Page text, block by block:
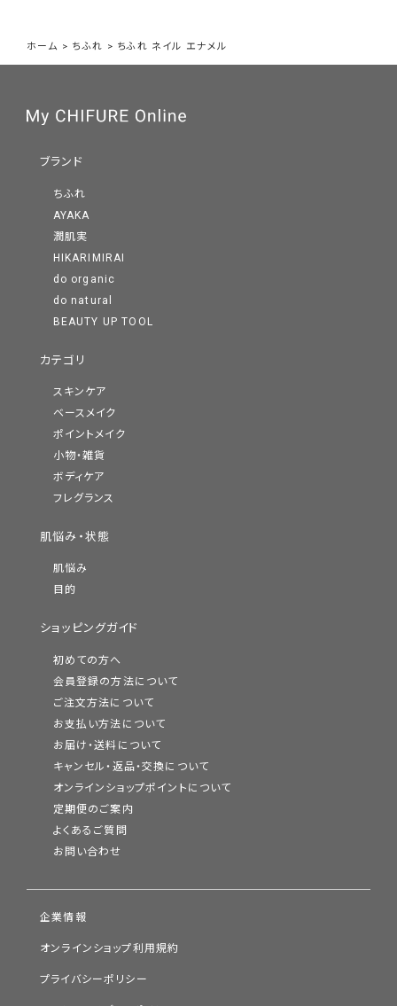
ホーム > ちふれ > ちふれ ネイル エナメル
ブランド
ちふれ
AYAKA
潤肌実
HIKARIMIRAI
do organic
do natural
BEAUTY UP TOOL
カテゴリ
スキンケア
ベースメイク
ポイントメイク
小物・雑貨
ボディケア
フレグランス
肌悩み・状態
肌悩み
目的
ショッピングガイド
初めての方へ
会員登録の方法について
ご注文方法について
お支払い方法について
お届け・送料について
キャンセル・返品・交換について
オンラインショップポイントについて
定期便のご案内
よくあるご質問
お問い合わせ
企業情報
オンラインショップ利用規約
プライバシーポリシー